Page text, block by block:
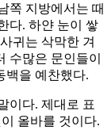
쪽 지방에서는 때
다. 하얀 눈이 쌓
귀는 삭막한 겨
수많은 문인들이
백을 예찬했다.
이다. 제대로 표
올바를 것이다.